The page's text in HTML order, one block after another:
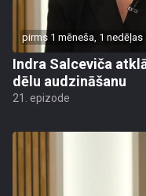
pirms 1 mēneša, 1 nedēļas
Indra Salceviča
dēlu audzināšanu
21. epizode